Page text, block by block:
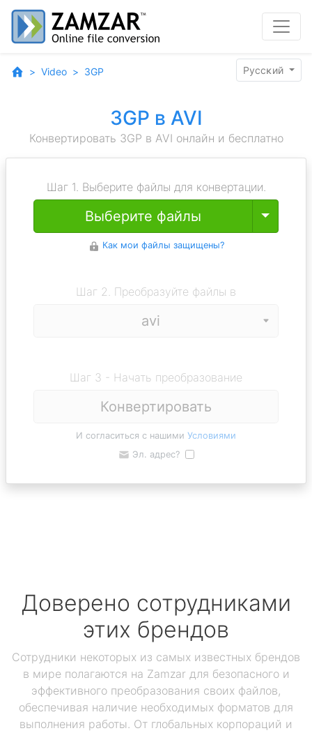
Video 3GP Pyccĸий
3GP в AVI
Конвертировать 3GP в AVI онлайн и бесплатно
Шаг 1. Выберите файлы для конвертации.
Выберите файлы Toggle
Как мои файлы защищены?
Шаг 2. Преобразуйте файлы в
Шаг 3 - Начать преобразование
Конвертировать
И согласиться с нашими Условиями
Эл. адрес?
Доверено сотрудниками
этих брендов
Сотрудники некоторых из самых известных брендов
в мире полагаются на Zamzar для безопасного и
эффективного преобразования своих файлов,
обеспечивая наличие необходимых форматов для
выполнения работы. От глобальных корпораций и